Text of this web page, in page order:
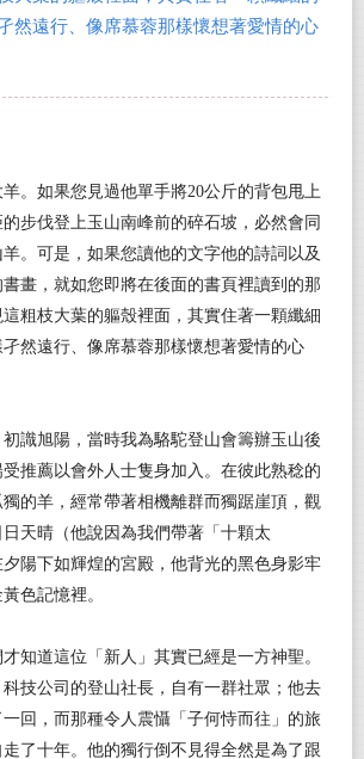
然遠行、像席慕蓉那樣懷想著愛情的心
。如果您見過他單手將20公斤的背包甩上
步伐登上玉山南峰前的碎石坡，必然會同
。可是，如果您讀他的文字他的詩詞以及
畫，就如您即將在後面的書頁裡讀到的那
粗枝大葉的軀殼裡面，其實住著一顆纖細
然遠行、像席慕蓉那樣懷想著愛情的心
識旭陽，當時我為駱駝登山會籌辦玉山後
推薦以會外人士隻身加入。在彼此熟稔的
的羊，經常帶著相機離群而獨踞崖頂，觀
天晴（他說因為我們帶著「十顆太
陽下如輝煌的宮殿，他背光的黑色身影牢
色記憶裡。
知道這位「新人」其實已經是一方神聖。
技公司的登山社長，自有一群社眾；他去
回，而那種令人震懾「子何恃而往」的旅
了十年。他的獨行倒不見得全然是為了跟